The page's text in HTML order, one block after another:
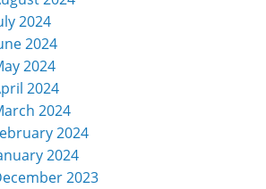
2024
2024
2024
2024
2024
2024
2024
2023